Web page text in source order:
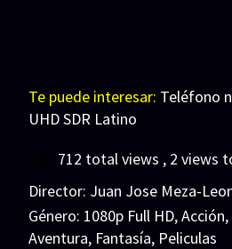
Te puede interesar: Teléfono
UHD SDR Latino
712 total views , 2 views
Director: Juan Jose Meza-
Género: 1080p Full HD,Acción,
Aventura, Fantasía, Peliculas